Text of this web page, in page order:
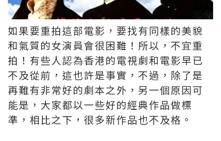
如果要重拍這部電影，要找有同樣的美貌
和氣質的女演員會很困難！所以，不宜重
拍！有些人認為香港的電視劇和電影早已
不及從前，這也許是事實，不過，除了是
再難有非常好的劇本之外，另一個原因可
能是，大家都以一些好的經典作品做標
準，相比之下，很多新作品也不及格。 ​​​